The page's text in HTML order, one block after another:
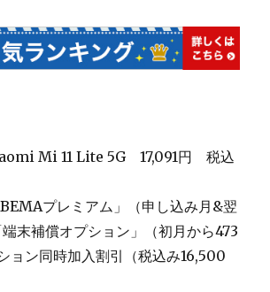
Mi 11 Lite 5G 17,091円 税込
プレミアム」（申し込み月&翌
末補償オプション」（初月から473
ョン同時加入割引（税込み16,500